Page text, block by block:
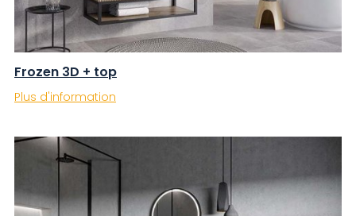
Frozen 3D + top
Plus d'information